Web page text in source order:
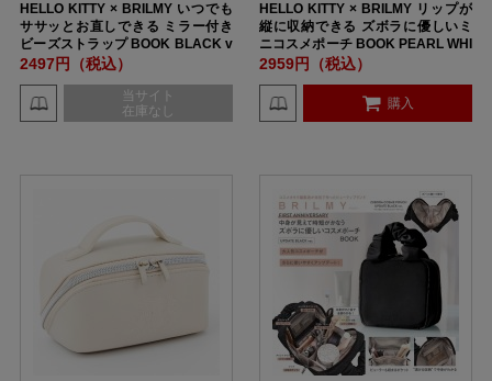
HELLO KITTY × BRILMY いつでも
ササッとお直しできる ミラー付き
ビーズストラップ BOOK BLACK v
er. SPECIAL PACKAGE
2497円（税込）
当サイト
在庫なし
HELLO KITTY × BRILMY リップが
縦に収納できる ズボラに優しいミ
ニコスメポーチ BOOK PEARL WHI
TE ver.
2959円（税込）
購入